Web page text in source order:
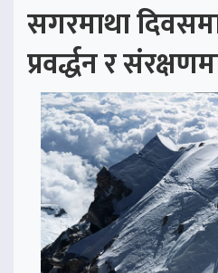
सगरमाथा
प्रवर्द्धन र